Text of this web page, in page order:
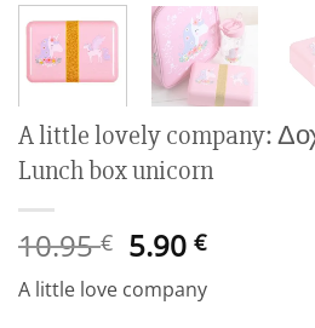
A little lovely company:
Lunch box unicorn
10.95€ Original
was:
5.90€Η
τιμή
A little love company